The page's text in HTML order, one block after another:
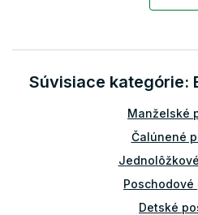
c
e
r
v
k
y
ý
p
a
e
Súvisiace kategórie:
Manželské
Čalúnené
Poschodové
Detské